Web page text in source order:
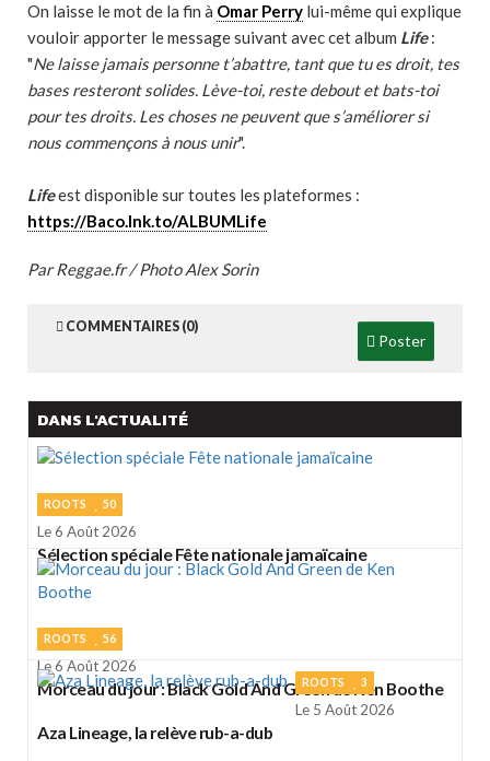
On laisse le mot de la fin à Omar Perry lui-même qui explique
vouloir apporter le message suivant avec cet album Life:
"Ne laisse jamais personne t’abattre, tant que tu es droit, tes
bases resteront solides. Lève-toi, reste debout et bats-toi
pour tes droits. Les choses ne peuvent que s’améliorer si
nous commençons à nous unir".
Lifeest disponible sur toutes les plateformes :
https://Baco.lnk.to/ALBUMLife
Par Reggae.fr / Photo Alex Sorin
COMMENTAIRES (0)
Poster
DANS L'ACTUALITÉ
ROOTS 50
Le 6 Août 2026
Sélection spéciale Fête nationale jamaïcaine
ROOTS 56
Le 6 Août 2026
Morceau du jour : Black Gold And Green de Ken Boothe
ROOTS 3
Le 5 Août 2026
Aza Lineage, la relève rub-a-dub